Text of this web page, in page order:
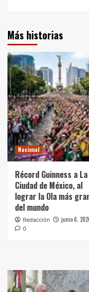
Más historias
Nacional
Récord Guinness a La
Ciudad de México, al
lograr la Ola más
del mundo
Redacción junio 6,
0